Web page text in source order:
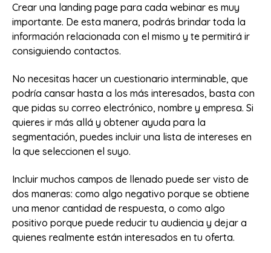
Crear una landing page para cada webinar es muy
importante. De esta manera, podrás brindar toda la
información relacionada con el mismo y te permitirá ir
consiguiendo contactos.
No necesitas hacer un cuestionario interminable, que
podría cansar hasta a los más interesados, basta con
que pidas su correo electrónico, nombre y empresa. Si
quieres ir más allá y obtener ayuda para la
segmentación, puedes incluir una lista de intereses en
la que seleccionen el suyo.
Incluir muchos campos de llenado puede ser visto de
dos maneras: como algo negativo porque se obtiene
una menor cantidad de respuesta, o como algo
positivo porque puede reducir tu audiencia y dejar a
quienes realmente están interesados en tu oferta.